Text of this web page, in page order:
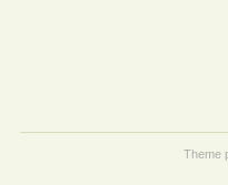
Theme